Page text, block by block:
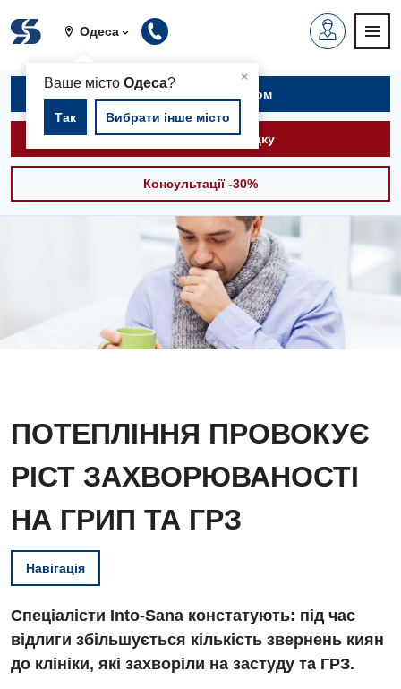
Одеса
×
Ваше містоОдеса?
Так Вибрати інше місто
Записатися на прийом
Викликати швидку
Консультації -30%
ПОТЕПЛІННЯ ПРОВОКУЄ
РІСТ ЗАХВОРЮВАНОСТІ
НА ГРИП ТА ГРЗ
Навігація
Спеціалісти Into-Sana констатують: під час
відлиги збільшується кількість звернень киян
до клініки, які захворіли на застуду та ГРЗ.